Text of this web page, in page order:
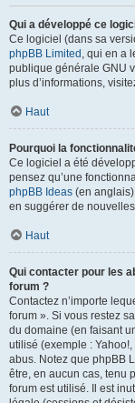
Qui a développé ce
Ce logiciel (dans sa
phpBB Limited , qui en a
publique générale GNU
plus d’informations,
Haut
Pourquoi la
Ce logiciel a été
pensez qu’une
phpBB Ideas (en
en suggérer de
Haut
Qui contacter pour les
forum ?
Contactez n’importe
forum ». Si vous restez
du domaine (en faisant
utilisé (exemple :
abus. Notez que phpBB
être, en aucun cas, tenu
forum est utilisé. Il est